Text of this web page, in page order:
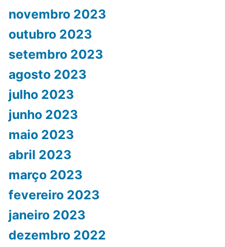
novembro 2023
outubro 2023
setembro 2023
agosto 2023
julho 2023
junho 2023
maio 2023
abril 2023
março 2023
fevereiro 2023
janeiro 2023
dezembro 2022